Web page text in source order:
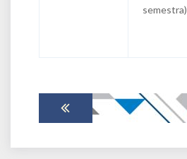
semestra)